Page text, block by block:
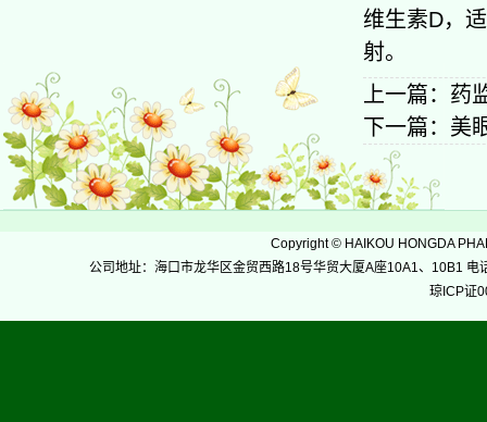
维生素D，
射。
上一篇： 药
下一篇： 美
Copyright© HAIKOU HONGDA
公司地址：海口市龙华区金贸西路18号华贸大厦A座10A1、10B1
琼ICP证